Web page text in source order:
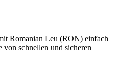
Romanian Leu (RON) einfach
schnellen und sicheren